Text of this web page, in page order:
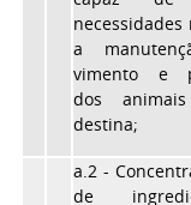
a
vimento e
dos
destina;
a.2 -
de